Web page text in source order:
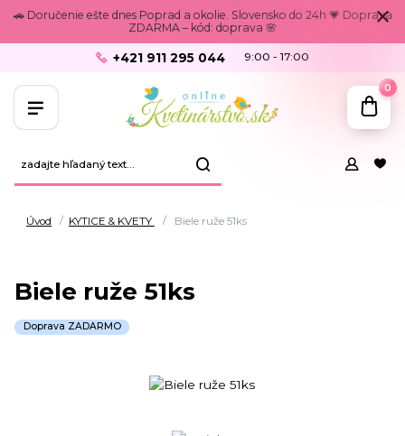
🚗 Doručenie ešte dnes Poprad a okolie. Slovensko do 24h 💗 Doprava
ZDARMA – kód: doprava 🌸
+421 911 295 044 9:00 - 17:00
0
Úvod KYTICE & KVETY Biele ruže 51ks
Biele ruže 51ks
Doprava ZADARMO